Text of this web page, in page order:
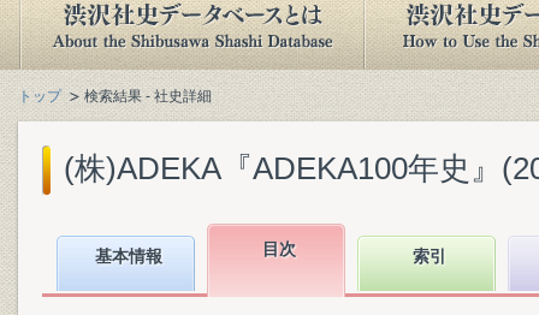
トップ 検索結果 - 社史詳細
(株)ADEKA『ADEKA100年史』
基本情報 目次 索引